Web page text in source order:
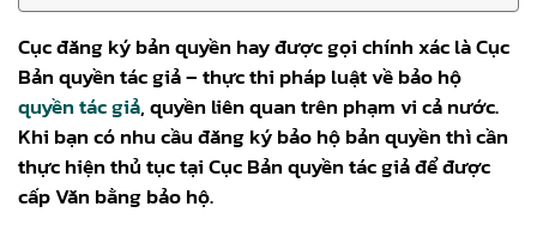
Cục đăng ký bản quyền hay được gọi chính xác là Cục
Bản quyền tác giả – thực thi pháp luật về bảo hộ
quyền tác giả, quyền liên quan trên phạm vi cả nước.
Khi bạn có nhu cầu đăng ký bảo hộ bản quyền thì cần
thực hiện thủ tục tại Cục Bản quyền tác giả để được
cấp Văn bằng bảo hộ.